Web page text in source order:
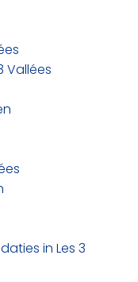
Vallées
in Les 3